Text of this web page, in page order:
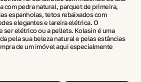
com pedra natural, parquet de primeira,
espanholas, tetos rebaixados com
elegantes e lareira elétrica. O
ser elétrico ou a pellets. Kolasin é uma
pela sua beleza natural e pelas estâncias
de um imóvel aqui especialmente